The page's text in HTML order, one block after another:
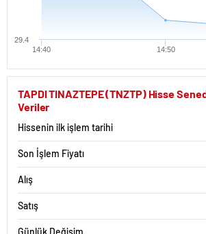
14:40 14:50
29.4
TAPDI TINAZTEPE (TNZTP) Hisse
Veriler
Hissenin ilk işlem tarihi
Son İşlem Fiyatı
Alış
Satış
Günlük Değişim